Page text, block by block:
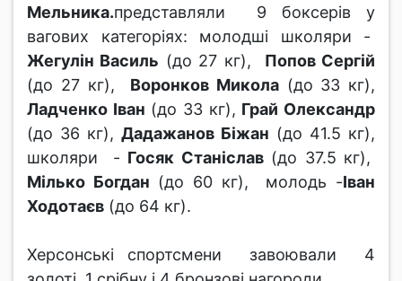
Мельника.представляли 9 боксерів у
вагових категоріях: молодші школяри -
Жегулін Василь (до 27 кг), Попов Сергій
(до 27 кг), Воронков Микола(до 33 кг),
Ладченко Іван (до 33 кг), Грай Олександр
(до 36 кг), Дадажанов Біжан (до 41.5 кг),
школяри - Госяк Станіслав(до 37.5 кг),
Мілько Богдан (до 60 кг), молодь -Іван
Ходотаєв (до 64 кг).
Херсонські спортсмени завоювали 4